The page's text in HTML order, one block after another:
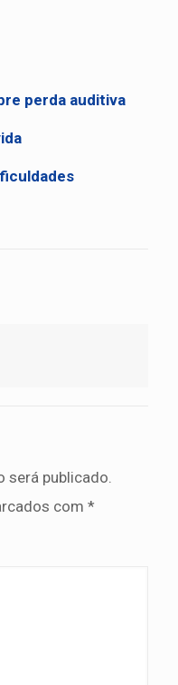
perda auditiva
será publicado.
com *